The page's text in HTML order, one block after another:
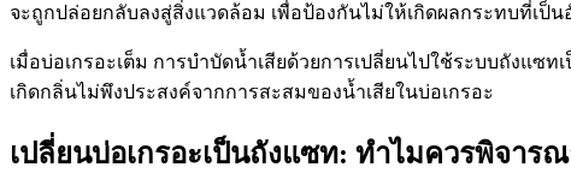
จะถูกปล่อยกลับลงสู่สิ่งแวดล้อม เพื่อป้องกันไม่ให้เกิดผลกระทบที่เ
เมื่อบ่อเกรอะเต็ม การบำบัดน้ำเสียด้วยการเปลี่ยนไปใช้ระบบถังแ
เกิดกลิ่นไม่พึงประสงค์จากการสะสมของน้ำเสียในบ่อเกรอะ
เปลี่ยนบ่อเกรอะเป็นถังแซท: ทำไมควรพิจาร